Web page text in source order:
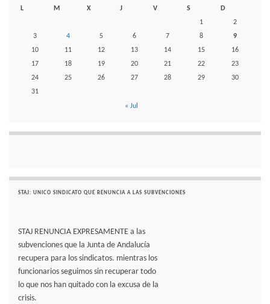
L M X J V S
D
1
2
3
4 5 6 7 8
9
10
11 12 13 14 15
16
17
18 19 20 21 22
23
24
25 26 27 28 29
30
31
« Jul
STAJ: UNICO SINDICATO QUE RENUNCIA A LAS SUBVENCIONES
STAJ RENUNCIA EXPRESAMENTE a las
subvenciones que la Junta de Andalucía
recupera para los sindicatos. mientras los
funcionarios seguimos sin recuperar todo
lo que nos han quitado con la excusa de la
crisis.